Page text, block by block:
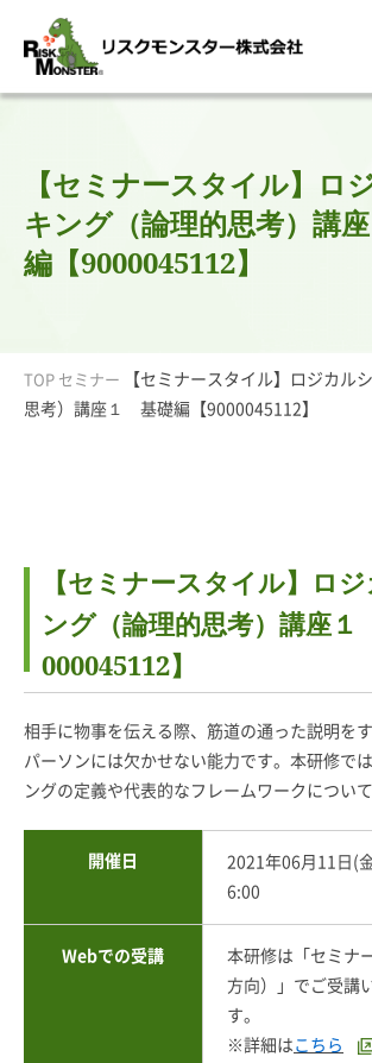
0120-259-
簡体中文
【セミナースタイル】ロ
キング（論理的思考）講
編【9000045112】
TOP セミナー
【セミナースタイル】ロジカル
思考）講座１ 基礎編【9000045112】
【セミナースタイル】ロ
ング（論理的思考）講座
000045112】
相手に物事を伝える際、筋道の通った説明を
パーソンには欠かせない能力です。本研修で
ングの定義や代表的なフレームワークについて
開催日
2021年06月11日(
6:00
Webでの受講
本研修は「セミナ
方向）」でご受講
す。
※詳細は こちら